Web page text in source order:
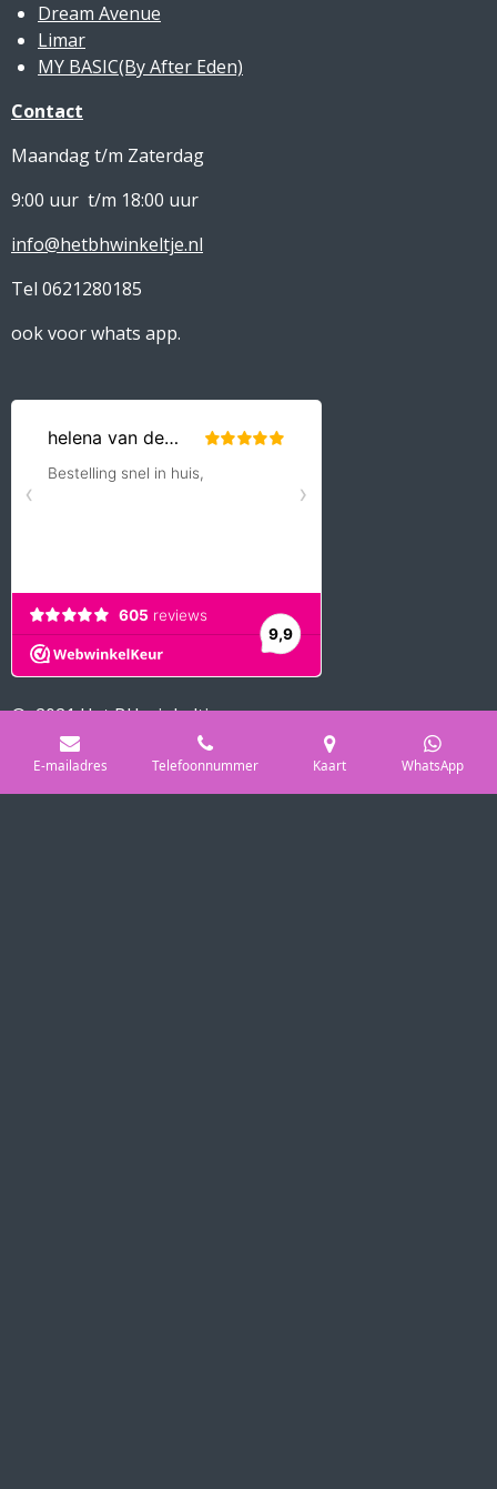
Dream Avenue
Limar
MY BASIC(By After Eden)
Contact
Maandag t/m Zaterdag
9:00 uur t/m 18:00 uur
info@hetbhwinkeltje.nl
Tel 0621280185
ook voor whats app.
© 2021 Het BH winkeltje
Powered by
E-mailadres Telefoonnummer Kaart WhatsApp